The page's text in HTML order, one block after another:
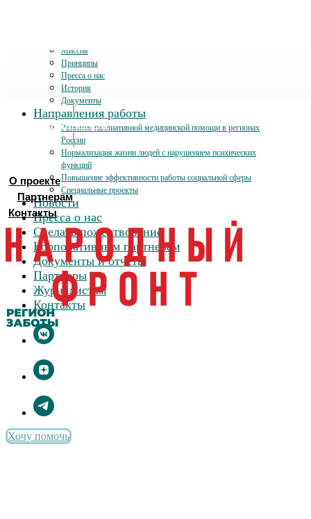
Хочу помочь
О проекте
Партнерам
Контакты
Миссия
Принципы
Пресса о нас
История
Документы
Направления работы
Развитие паллиативной медицинской помощи в регионах
России
Нормализация жизни людей с нарушением психических
функций
Повышение эффективности работы социальной сферы
Специальные проекты
Новости
Пресса о нас
Сделать пожертвование
Корпоративным партнерам
Документы и отчеты
Партнеры
Журналистам
Контакты
Хочу помочь